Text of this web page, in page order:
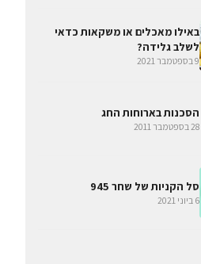
באילו מאכלים או משקאות כדאי
לשלב גלידה?
9 בספטמבר 2021
הסכנות בארוחות החג
28 בספטמבר 2011
סל הקניות של שחר 945
6 ביוני 2021